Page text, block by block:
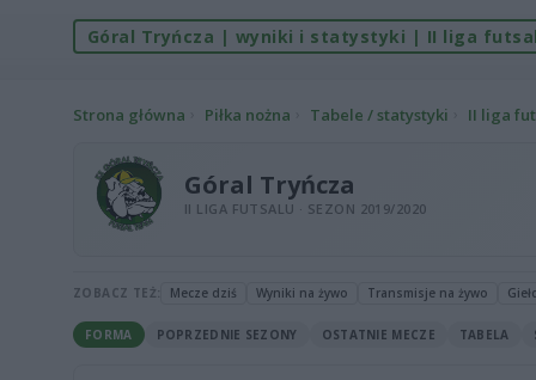
Góral Tryńcza | wyniki i statystyki | II liga
Strona główna Piłka nożna Tabele / statystyki II liga
Góral Tryńcza
II LIGA FUTSALU · SEZON 2019/2020
ZOBACZ TEŻ: Mecze dziś Wyniki na żywo Transmisje na żywo
FORMA POPRZEDNIE SEZONY OSTATNIE MECZE TABELA